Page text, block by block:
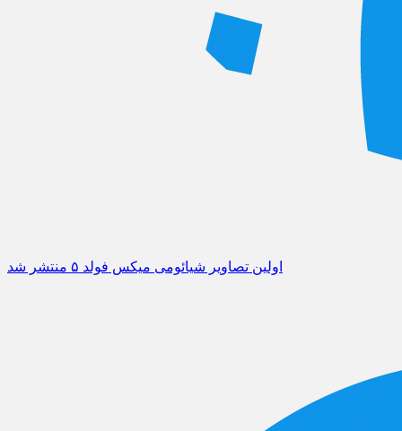
اولین تصاویر شیائومی میکس فولد ۵ منتشر شد